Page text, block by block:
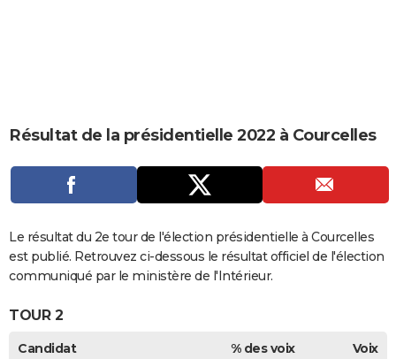
CARTE DE VOEUX
DICTIONNAIRE
Dictionnaire
Biographies
Expressions
Proverbes
PROGRAMME TV
COPAINS D'AVANT
S'inscrire
Se connecter
Lycées
Collèges
Primaires
Universités
Entreprises
Service militaire
Avis de recherche
AVIS DE DÉCÈS
FORUM
Bricolage
Culture
Television
Voyage
Résultat de la présidentielle 2022 à Courcelles
Le résultat du 2e tour de l'élection présidentielle à Courcelles
est publié. Retrouvez ci-dessous le résultat officiel de l'élection
communiqué par le ministère de l'Intérieur.
TOUR 2
Candidat % des voix
Voix